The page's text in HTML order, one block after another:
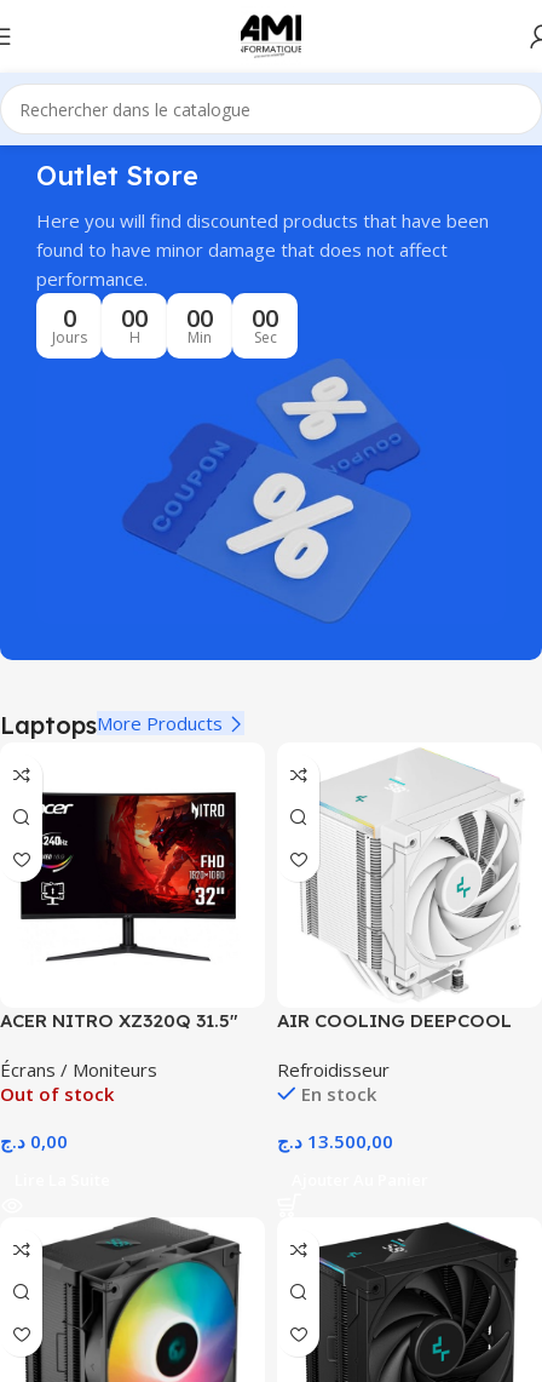
Outlet Store
Here you will find discounted products that have been
found to have minor damage that does not affect
performance.
0
Jours
00
H
00
Min
00
Sec
LaptopsMore Products
ACER NITRO XZ320Q 31.5″
W0bmiiphx HDR10
FREESYNC
Écrans / Moniteurs
Out of stock
0,00 د.ج
AIR COOLING DEEPCOOL
Refroidisseur
En stock
13.500,00 د.ج